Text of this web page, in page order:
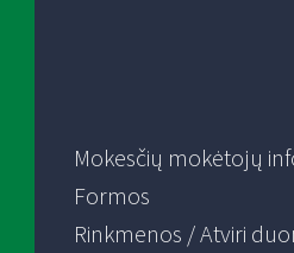
Mokesčių mokėtojų
Formos
Rinkmenos / Atviri